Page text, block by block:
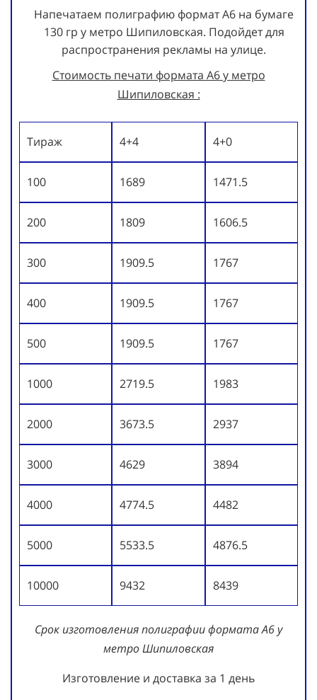
Напечатаем полиграфию формат А6 на бумаге
130 гр у метро Шипиловская. Подойдет для
распространения рекламы на улице.
Стоимость печати формата А6 у метро
Шипиловская :
Тираж 4+4 4+0
100 1689 1471.5
200 1809 1606.5
300 1909.5 1767
400 1909.5 1767
500 1909.5 1767
1000 2719.5 1983
2000 3673.5 2937
3000 4629 3894
4000 4774.5 4482
5000 5533.5 4876.5
10000 9432 8439
Срок изготовления полиграфии формата А6 у
метро Шипиловская
Изготовление и доставка за 1 день